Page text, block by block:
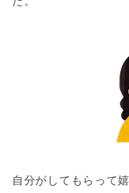
自分がしてもらって